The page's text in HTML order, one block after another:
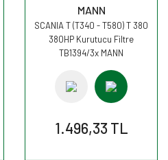
MANN
SCANIA T (T340 - T580) T 380
380HP Kurutucu Filtre
TB1394/3x MANN
1.496,33 TL